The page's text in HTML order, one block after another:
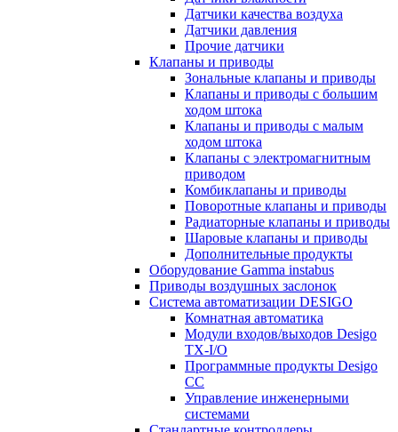
Датчики качества воздуха
Датчики давления
Прочие датчики
Клапаны и приводы
Зональные клапаны и приводы
Клапаны и приводы с большим
ходом штока
Клапаны и приводы с малым
ходом штока
Клапаны с электромагнитным
приводом
Комбиклапаны и приводы
Поворотные клапаны и приводы
Радиаторные клапаны и приводы
Шаровые клапаны и приводы
Дополнительные продукты
Оборудование Gamma instabus
Приводы воздушных заслонок
Система автоматизации DESIGO
Комнатная автоматика
Модули входов/выходов Desigo
TX-I/O
Программные продукты Desigo
CC
Управление инженерными
системами